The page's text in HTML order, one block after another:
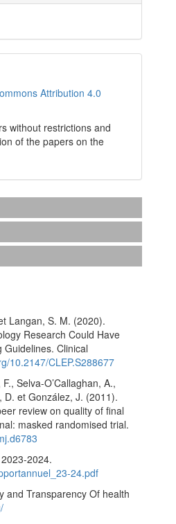
Attribution 4.0
without restrictions and
of the papers on the
Langan, S. M. (2020).
Research Could Have
Guidelines. Clinical
10.2147/CLEP.S288677
Selva-O’Callaghan, A.,
D. et González, J. (2011).
review on quality of final
masked randomised trial.
2024.
24.pdf
and Transparency Of health